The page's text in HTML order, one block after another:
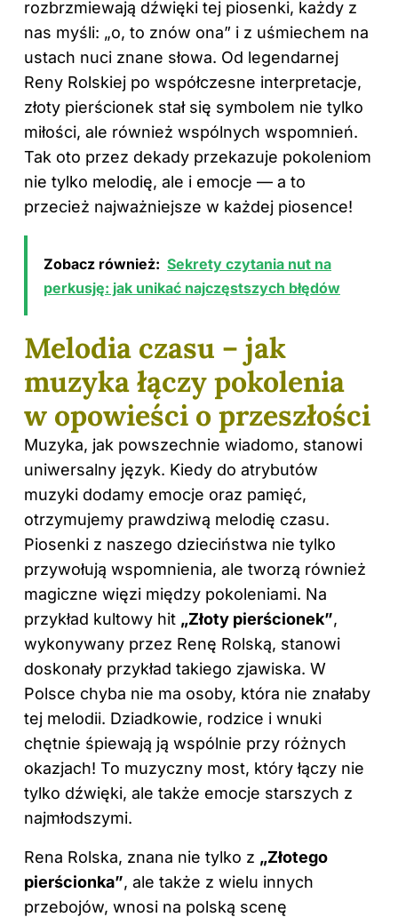
rozbrzmiewają dźwięki tej piosenki, każdy z
nas myśli: „o, to znów ona” i z uśmiechem na
ustach nuci znane słowa. Od legendarnej
Reny Rolskiej po współczesne interpretacje,
złoty pierścionek stał się symbolem nie tylko
miłości, ale również wspólnych wspomnień.
Tak oto przez dekady przekazuje pokoleniom
nie tylko melodię, ale i emocje — a to
przecież najważniejsze w każdej piosence!
Zobacz również: Sekrety czytania nut na
perkusję: jak unikać najczęstszych błędów
Melodia czasu – jak
muzyka łączy pokolenia
w opowieści o przeszłości
Muzyka, jak powszechnie wiadomo, stanowi
uniwersalny język. Kiedy do atrybutów
muzyki dodamy emocje oraz pamięć,
otrzymujemy prawdziwą melodię czasu.
Piosenki z naszego dzieciństwa nie tylko
przywołują wspomnienia, ale tworzą również
magiczne więzi między pokoleniami. Na
przykład kultowy hit „Złoty pierścionek”,
wykonywany przez Renę Rolską, stanowi
doskonały przykład takiego zjawiska. W
Polsce chyba nie ma osoby, która nie znałaby
tej melodii. Dziadkowie, rodzice i wnuki
chętnie śpiewają ją wspólnie przy różnych
okazjach! To muzyczny most, który łączy nie
tylko dźwięki, ale także emocje starszych z
najmłodszymi.
Rena Rolska, znana nie tylko z „Złotego
pierścionka”, ale także z wielu innych
przebojów, wnosi na polską scenę